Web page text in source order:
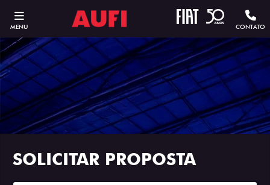
MENU CONTATO
SOLICITAR PROPOSTA